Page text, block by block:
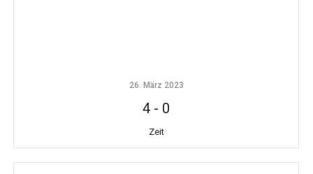
26. März 2023
4 - 0
Zeit